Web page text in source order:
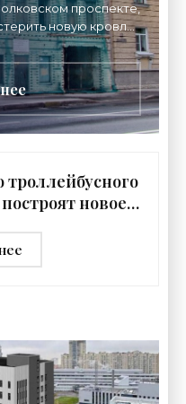
проспекте,
новую кровлю
которую росли
новое -